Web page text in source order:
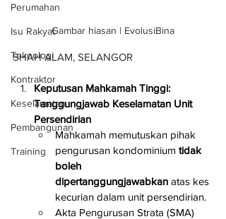
Perumahan
Isu Rakyat
Teknologi
Kontraktor
Keselamatan
Pembangunan
Training
Gambar hiasan | EvolusiBina
SHAH ALAM, SELANGOR
Keputusan Mahkamah Tinggi:
Tanggungjawab Keselamatan Unit
Persendirian
Mahkamah memutuskan pihak
pengurusan kondominium tidak
boleh
dipertanggungjawabkan atas kes
kecurian dalam unit persendirian.
Akta Pengurusan Strata (SMA)